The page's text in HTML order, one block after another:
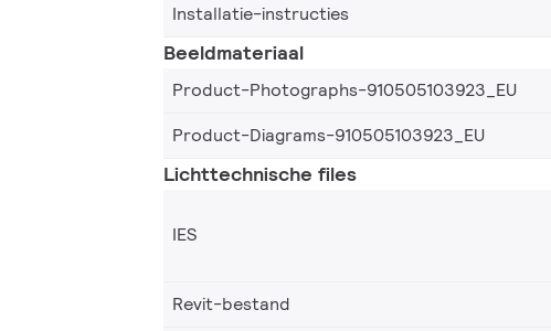
Installatie-instructies
Beeldmateriaal
Product-Photographs-910505103923_EU
Product-Diagrams-910505103923_EU
Lichttechnische files
IES
Revit-bestand